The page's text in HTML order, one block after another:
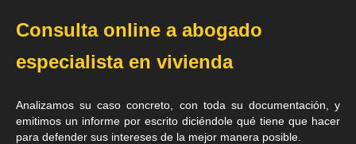
Consulta online a abogado
especialista en vivienda
Analizamos su caso concreto, con toda su documentación, y
emitimos un informe por escrito diciéndole qué tiene que hacer
para defender sus intereses de la mejor manera posible.